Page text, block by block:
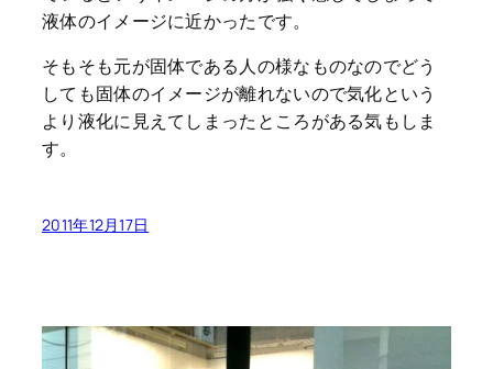
液体のイメージに近かったです。
そもそも元が固体である人の様なものなのでどう
しても固体のイメージが離れないので気化という
より液化に見えてしまったところがある気もしま
す。
2011年12月17日